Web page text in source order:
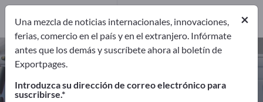
Instrumentos de aviación –
encuentre fabricantes y
proveedores
Fabricantes1
×
Una mezcla de noticias internacionales, innovaciones,
ferias, comercio en el país y en el extranjero. Infórmate
antes que los demás y suscríbete ahora al boletín de
Exportpages.
Introduzca su dirección de correo electrónico para
suscribirse.